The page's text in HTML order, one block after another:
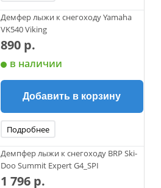
Демфер лыжи к снегоходу Yamaha
VK540 Viking
890 р.
в наличии
Добавить в корзину
Подробнее
Демпфер лыжи к снегоходу BRP Ski-
Doo Summit Expert G4_SPI
1 796 р.